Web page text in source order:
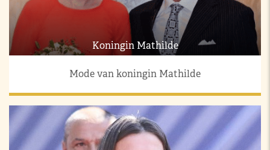
Koningin Mathilde
Mode van koningin Mathilde